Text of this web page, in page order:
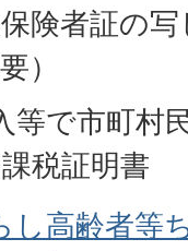
険者証の
）
等で市町村
税証明書
し高齢者等